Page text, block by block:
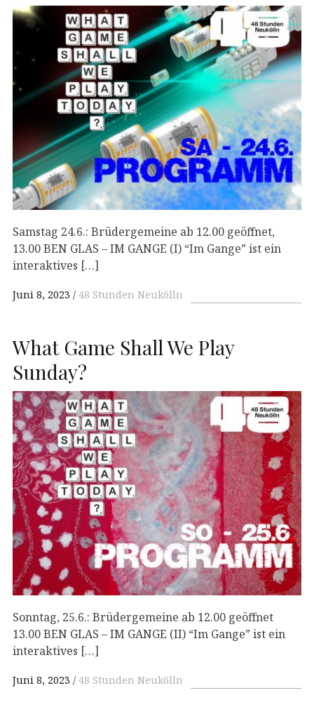
Samstag 24.6.: Brüdergemeine ab 12.00 geöffnet,
13.00 BEN GLAS – IM GANGE (I) “Im Gange” ist ein
interaktives […]
Juni 8, 2023 48 Stunden Neukölln
What Game Shall We Play
Sunday?
Sonntag, 25.6.: Brüdergemeine ab 12.00 geöffnet
13.00 BEN GLAS – IM GANGE (II) “Im Gange” ist ein
interaktives […]
Juni 8, 2023 48 Stunden Neukölln